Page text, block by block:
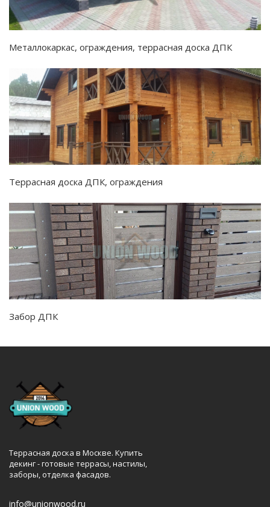
Металлокаркас, ограждения, террасная доска ДПК
Террасная доска ДПК, ограждения
Забор ДПК
Террасная доска в Москве. Купить
декинг - готовые террасы, настилы,
заборы, отделка фасадов.
info@unionwood.ru